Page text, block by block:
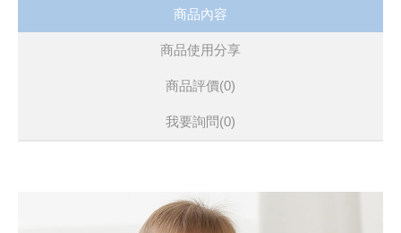
商品內容
商品使用分享
商品評價(0)
我要詢問(0)